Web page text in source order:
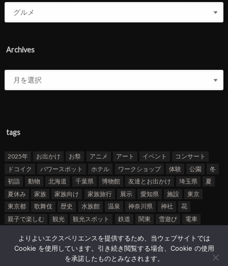
Archives
tags
2025年 お出かけ お祭 アニメ アート イベント
コンサート
ドコイク
パワースポット ホテル ワークショップ 体験 公園
冬
初詣
動物 北海道 千葉県 博物館 友達とお出かけ 埼玉県
夏
夏休み
家族 家族向け 家族旅行 展示 愛知県 施設
東京
東京都
歌舞伎 歴史 水族館 温泉 神奈川県 神社
花
親子で楽しむ
観光 観光スポット 鉄道 関東 雪遊び 電車
おすすめスポットを投稿する 運営会社 株式会社クロト
よりよいエクスペリエンスを提供するため、当ウェブサイトでは
Cookie を使用しています。引き続き閲覧する場合、Cookie の使用
を承諾したものとみなされます。